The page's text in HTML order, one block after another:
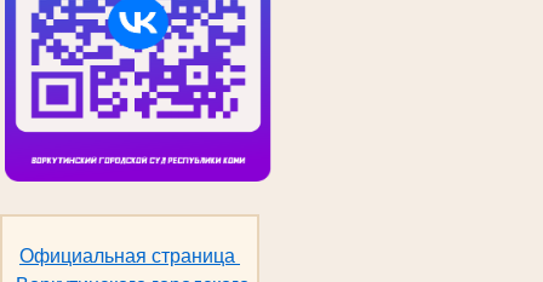
Официальная страница